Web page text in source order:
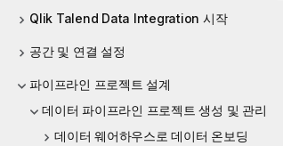
Qlik Talend Data Integration 시작
공간 및 연결 설정
파이프라인 프로젝트 설계
데이터 파이프라인 프로젝트 생성 및 관리
데이터 웨어하우스로 데이터 온보딩